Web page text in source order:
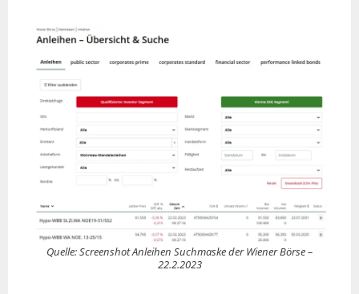
Quelle: Screenshot Anleihen Suchmaske der Wiener Börse –
22.2.2023